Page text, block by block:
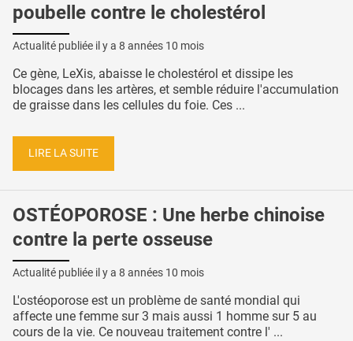
poubelle contre le cholestérol
Actualité publiée il y a 8 années 10 mois
Ce gène, LeXis, abaisse le cholestérol et dissipe les
blocages dans les artères, et semble réduire l'accumulation
de graisse dans les cellules du foie. Ces ...
LIRE LA SUITE
OSTÉOPOROSE : Une herbe chinoise
contre la perte osseuse
Actualité publiée il y a 8 années 10 mois
L'ostéoporose est un problème de santé mondial qui
affecte une femme sur 3 mais aussi 1 homme sur 5 au
cours de la vie. Ce nouveau traitement contre l' ...